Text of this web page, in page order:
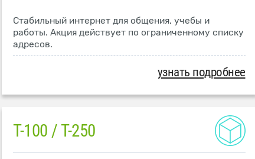
Стабильный интернет для общения, учебы и
работы. Акция действует по ограниченному списку
адресов.
узнать подробнее
T-100 / T-250